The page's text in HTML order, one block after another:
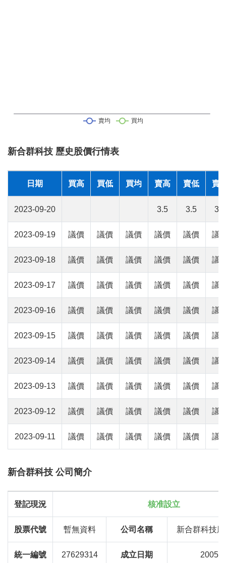
新合群科技 歷史股價行情表
日期 買高 買低 買均 賣高 賣低 賣
2023-09-20 3.5 3.5 3.5
2023-09-19 議價 議價 議價 議價 議價 議
2023-09-18 議價 議價 議價 議價 議價 議
2023-09-17 議價 議價 議價 議價 議價 議
2023-09-16 議價 議價 議價 議價 議價 議
2023-09-15 議價 議價 議價 議價 議價 議
2023-09-14 議價 議價 議價 議價 議價 議
2023-09-13 議價 議價 議價 議價 議價 議
2023-09-12 議價 議價 議價 議價 議價 議
2023-09-11 議價 議價 議價 議價 議價 議
新合群科技 公司簡介
登記現況 核准設立
股票代號 暫無資料 公司名稱 新合群科技
統一編號 27629314 成立日期 2005-